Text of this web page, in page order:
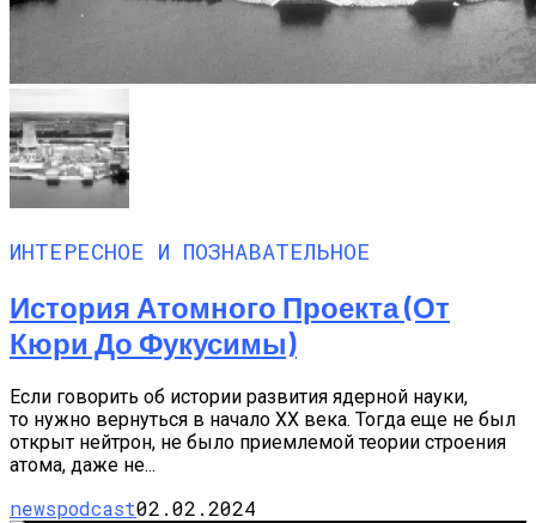
ИНТЕРЕСНОЕ И ПОЗНАВАТЕЛЬНОЕ
История Атомного Проекта (от
Кюри До Фукусимы)
Если говорить об истории развития ядерной науки,
то нужно вернуться в начало XX века. Тогда еще не был
открыт нейтрон, не было приемлемой теории строения
атома, даже не...
newspodcast02.02.2024